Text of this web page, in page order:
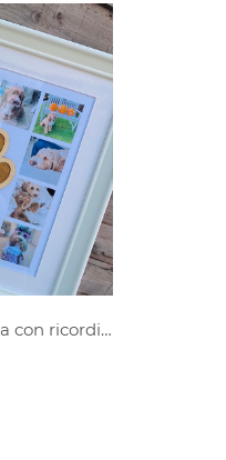
Cornice personalizzata con ricordi di animali domestici